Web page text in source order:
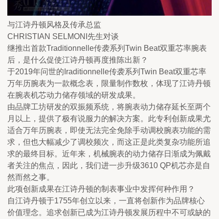
与江诗丹顿风格及传承总监
CHRISTIAN SELMONI先生对谈
继推出首款Traditionnelle传袭系列Twin Beat双重芯率腕表
后，是什么促使江诗丹顿再度推陈出新？
于2019年问世的Iraditionnelle传袭系列Twin Beat双重芯率
万年历腕表为一款概念表，限量制作数枚，体现了江诗丹顿
在腕表机芯动力储存领域的研发成果。
由品牌工坊研发的双振频系统，将腕表动力储存延长至两个
月以上，提供了极有说服力的解决方案。此专利创新成果尤
适合万年历腕表，即使无法完全免除手动调校腕表功能的需
求，但也大幅减少了调校频次，而这正是此类复杂功能所追
求的最终目标。近年来，机械腕表的动力储存日渐成为佩戴
者关注的焦点，因此，我们进一步升级3610 QP机芯亦是自
然而然之事。
此项创新成果在江诗丹顿的制表事业中发挥何种作用？
自江诗丹顿于1755年创立以来，一直将创新作为品牌核心
价值理念。追求创新已成为江诗丹顿发展历程中不可或缺的